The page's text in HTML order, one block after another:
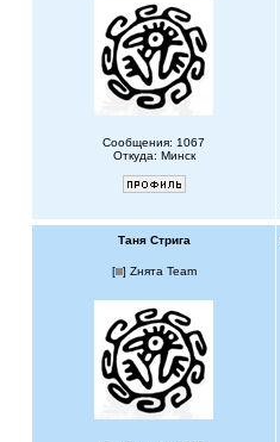
Сообщения: 1067
Откуда: Минск
Таня Стрига
[ ] Zнята Team